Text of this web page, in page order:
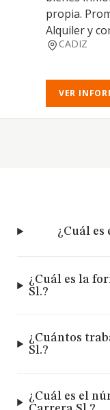
propia.
Alquiler y
CADIZ
VER
¿Cuál es
¿Cuál es la
Sl.?
¿Cuántos
Sl.?
¿Cuál es el